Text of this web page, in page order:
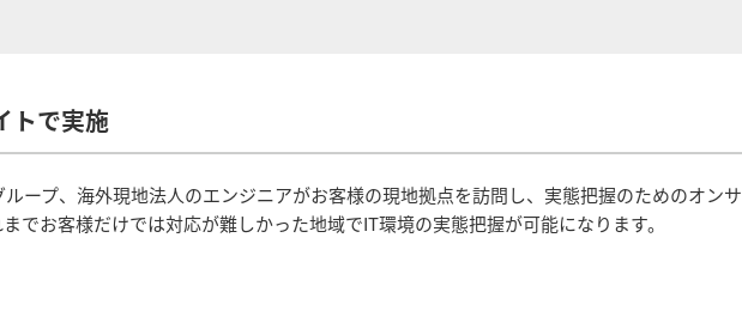
トで実施
ープ、海外現地法人のエンジニアがお客様の現地拠点を訪問し、実態把握のためのオン
でお客様だけでは対応が難しかった地域でIT環境の実態把握が可能になります。